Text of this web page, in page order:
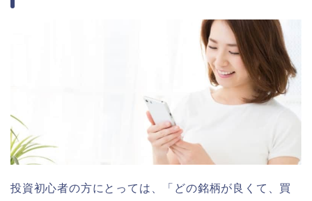
投資初心者の方にとっては、「どの銘柄が良くて、買